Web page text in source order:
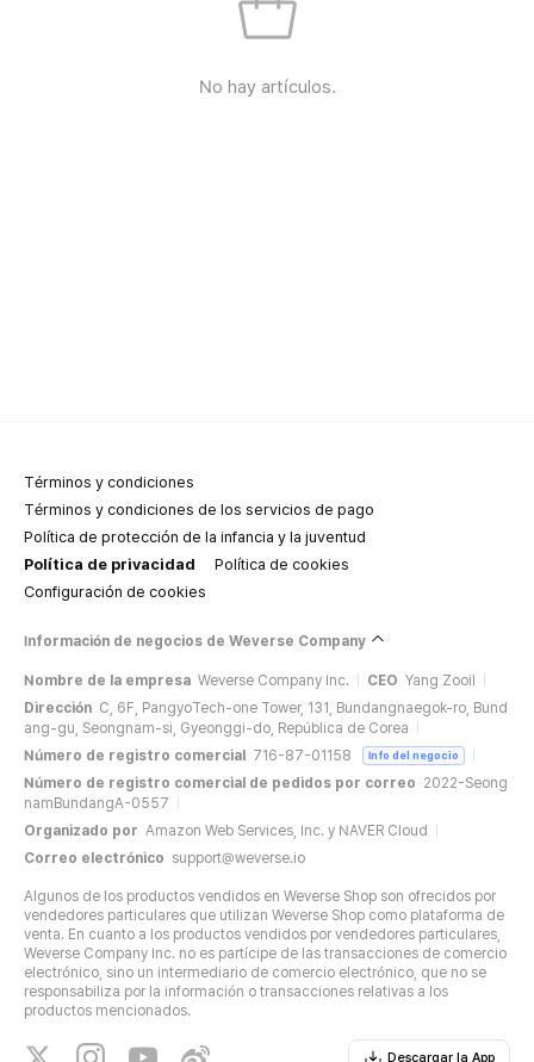
No hay artículos.
Términos y condiciones
Términos y condiciones de los servicios de pago
Política de protección de la infancia y la juventud
Política de privacidad
Política de cookies
Configuración de cookies
Información de negocios de Weverse Company
Nombre de la empresa Weverse Company Inc. CEO Yang Zooil
Dirección C, 6F, PangyoTech-one Tower, 131, Bundangnaegok-ro, Bund
ang-gu, Seongnam-si, Gyeonggi-do, República de Corea
Número de registro comercial
716-87-01158 Info del negocio
Número de registro comercial de pedidos por correo 2022-Seong
namBundangA-0557
Organizado por Amazon Web Services, Inc. y NAVER Cloud
Correo electrónico support@weverse.io
Algunos de los productos vendidos en Weverse Shop son ofrecidos por
vendedores particulares que utilizan Weverse Shop como plataforma de
venta. En cuanto a los productos vendidos por vendedores particulares,
Weverse Company Inc. no es partícipe de las transacciones de comercio
electrónico, sino un intermediario de comercio electrónico, que no se
responsabiliza por la información o transacciones relativas a los
productos mencionados.
Descargar la App